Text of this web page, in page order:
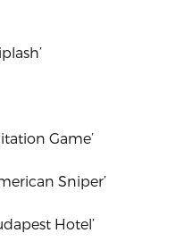
Game’
Sniper’
Hotel’